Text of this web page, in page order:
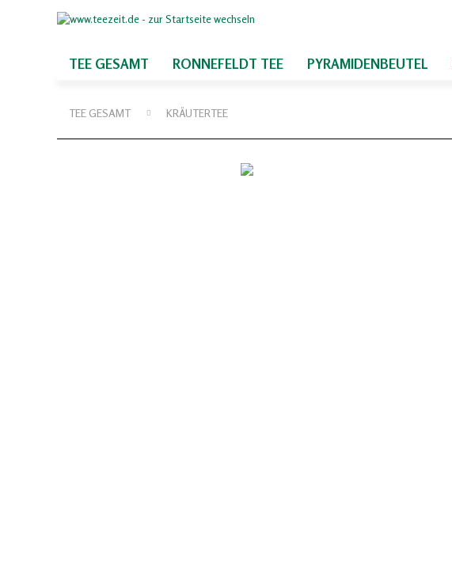
TEE GESAMT RONNEFELDT TEE PYRAMIDENBEUTEL
TEE GESAMT KRÄUTERTEE